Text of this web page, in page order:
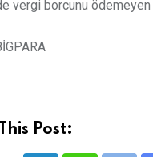
vergi borcunu
Post: